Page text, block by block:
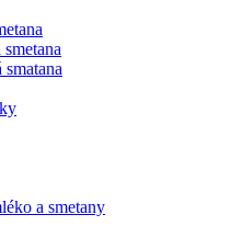
smatana
a smetany